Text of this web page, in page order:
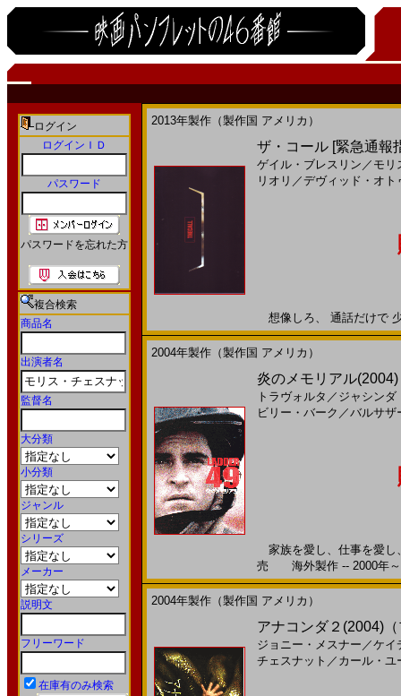
ログイン
ログインＩＤ
パスワード
パスワードを忘れた方
複合検索
商品名
出演者名
監督名
大分類
小分類
ジャンル
シリーズ
メーカー
説明文
フリーワード
在庫有のみ検索
2013年製作（製作国 アメリカ）
ザ・コール [緊急通報
ゲイル・ブレスリン ／ モリ
リオリ ／デヴィッド・オト
想像しろ、 通話だけで
2004年製作（製作国 アメリカ）
炎のメモリアル
トラヴォルタ ／ ジャシンダ
ビリー・バーク ／バルサザ
家族を愛し、仕事を愛し
売 海外製作 -- 2000年～
2004年製作（製作国 アメリカ）
アナコンダ２(2004)
ジョニー・メスナー ／ケイ
チェスナット ／ カール・ユ